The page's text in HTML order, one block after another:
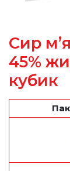
Сир
45%
кубик